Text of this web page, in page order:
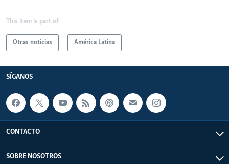
This item is part of
Otras noticias América Latina
SÍGANOS
CONTACTO
SOBRE NOSOTROS